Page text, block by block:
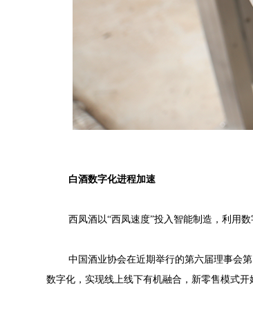
白酒数字化进程加速
西凤酒以“西凤速度”投入智能制造，利用
中国酒业协会在近期举行的第六届理事会
数字化，实现线上线下有机融合，新零售模式